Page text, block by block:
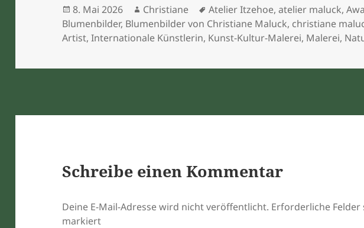
Veröffentlicht
am
8. Mai 2026 Autor
Christiane Schlagwörter
Atelier Itzehoe,atelier maluck,
Blumenbilder, Blumenbilder von Christiane Maluck, christiane
Artist,Internationale Künstlerin, Kunst-Kultur-Malerei, Malerei,
Schreibe einen Kommentar
Deine E-Mail-Adresse wird nicht veröffentlicht. Erforderliche
markiert